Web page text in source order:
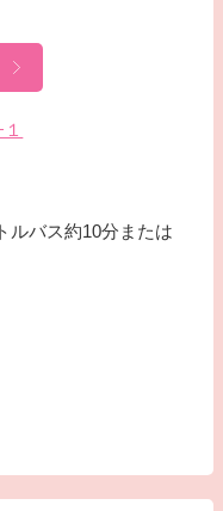
ルバス約10分または